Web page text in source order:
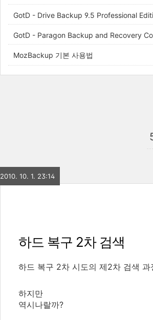
GotD - Drive Backup 9.5 Professional
GotD - Paragon Backup and Recovery
MozBackup 기본 사용법
2010. 10. 1. 23:14
하드 복구 2차 검색
하드 복구 2차 시도의 제2차 검색
하지만
역시나랄까?